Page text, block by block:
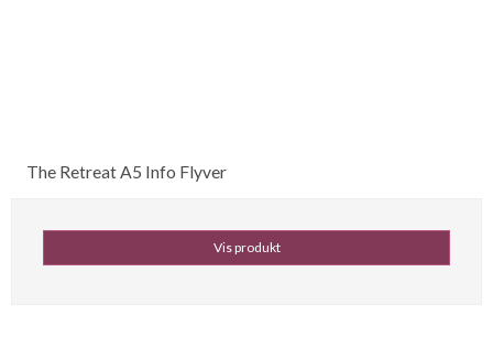
The Retreat A5 Info Flyver
Vis produkt